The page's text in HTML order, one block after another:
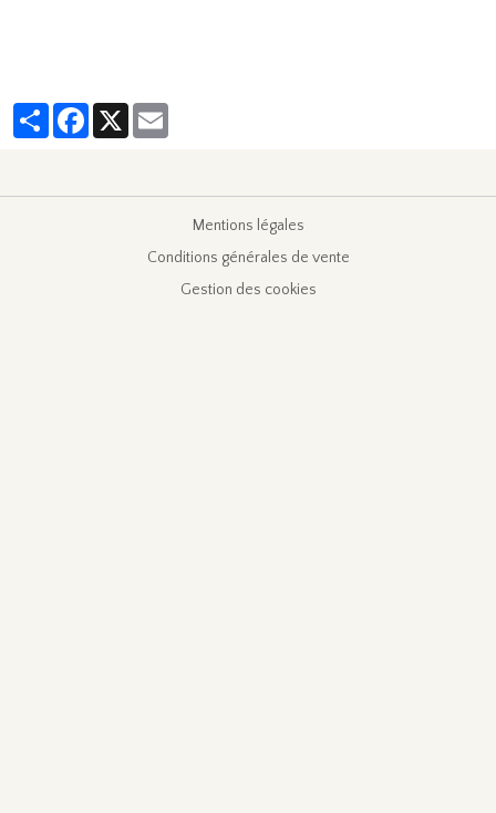
PartagerFacebook
X
Mentions légales
Conditions générales de vente
Gestion des cookies